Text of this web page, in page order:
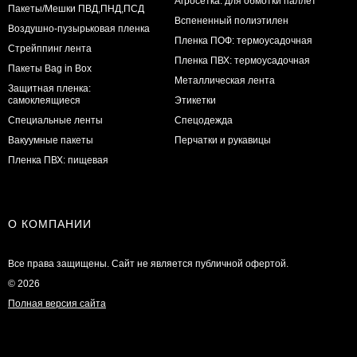
Пакеты/Мешки ПВД,ПНД,ПСД
Воздушно-пузырьковая пленка
Стрейппинг лента
Пакеты Bag in Box
Защитная пленка:
самоклеящиеся
Специальные ленты
Вакуумные пакеты
Пленка ПВХ: пищевая
Вспененный полиэтилен
Пленка ПОФ: термоусадочная
Пленка ПВХ: термоусадочная
Металлическая лента
Этикетки
Спецодежда
Перчатки и рукавицы
О КОМПАНИИ
Все права защищены. Сайт не является публичной офертой.
© 2026
Полная версия сайта